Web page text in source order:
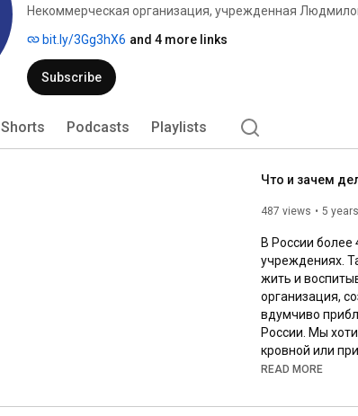
Некоммерческая организация, учрежденная
bit.ly/3Gg3hX6 and 4 more links
Subscribe
Shorts Podcasts Playlists
Что и зачем
487 views 5
В России более
учреждениях.
жить и
организация,
вдумчиво
России. Мы
кровной или
ситуации
READ MORE